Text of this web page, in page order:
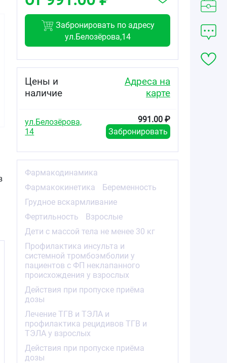
от 997.00
Ривароксабан-
плёночной
оболочкой 15мг
1050.00
Ривароксабан-
плёночной
оболочкой 20мг
№90
оболочкой 2,5мг
Забронировать по адресу
ул.Белозёрова,14
Цены и
наличие
Адреса на
карте
ул.Белозёрова,
14
991.00 ₽
Забронировать
Фармакодинамика
Фармакокинетика
Беременность
Грудное вскармливание
Фертильность
Взрослые
Дети с массой тела не менее 30 кг
Профилактика инсульта и
системной тромбоэмболии у
пациентов с ФП неклапанного
происхождения у взрослых
Действия при пропуске приёма
дозы
Лечение ТГВ и ТЭЛА и
профилактика рецидивов ТГВ и
ТЭЛА у взрослых
Действия при пропуске приёма
дозы